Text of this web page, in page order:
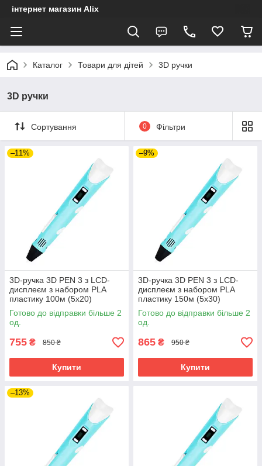
інтернет магазин Alix
Каталог Товари для дітей 3D ручки
3D ручки
Сортування 0 Фільтри
–11%
3D-ручка 3D PEN 3 з LCD-
дисплеєм з набором PLA
пластику 100м (5х20)
Блакитний
Готово до відправки більше 2
од.
755 ₴ 850 ₴
Купити
–9%
3D-ручка 3D PEN 3 з LCD-
дисплеєм з набором PLA
пластику 150м (5х30)
Блакитний
Готово до відправки більше 2
од.
865 ₴ 950 ₴
Купити
–13%